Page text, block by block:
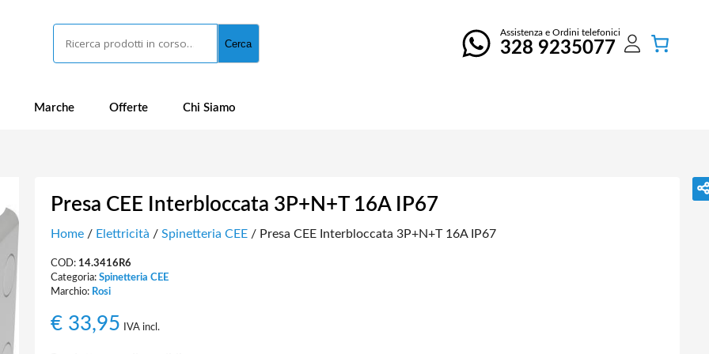
Cerca
Assistenza e Ordini telefonici
328 9235077
Marche Offerte Chi Siamo
Presa CEE Interbloccata 3P+N+T 16A IP67
Home/ Elettricità / Spinetteria CEE/ Presa CEE Interbloccata 3P+N+T 16A IP67
COD: 14.3416R6
Categoria: Spinetteria CEE
Marchio: Rosi
€33,95 IVA incl.